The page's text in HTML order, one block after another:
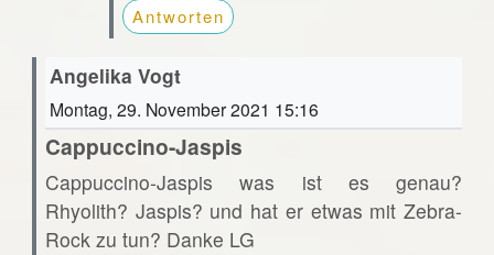
Antworten
Angelika Vogt
Montag, 29. November 2021 15:16
Cappuccino-Jaspis
Cappuccino-Jaspis was ist es genau?
Rhyolith? Jaspis? und hat er etwas mit Zebra-
Rock zu tun? Danke LG